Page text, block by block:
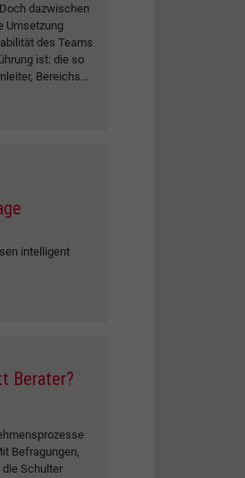
dazwischen
Umsetzung
des Teams
ist: die so
Bereichs...
intelligent
Berater?
Befragungen,
die Schulter